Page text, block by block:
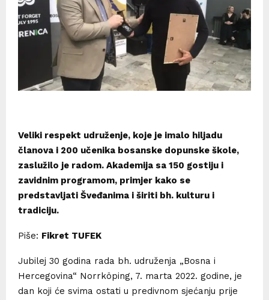
Veliki respekt udruženje, koje je imalo hiljadu
članova i 200 učenika bosanske dopunske škole,
zaslužilo je radom. Akademija sa 150 gostiju i
zavidnim programom, primjer kako se
predstavljati Šveđanima i širiti bh. kulturu i
tradiciju.
Piše: Fikret TUFEK
Jubilej 30 godina rada bh. udruženja „Bosna i
Hercegovina“ Norrköping, 7. marta 2022. godine, je
dan koji će svima ostati u predivnom sjećanju prije